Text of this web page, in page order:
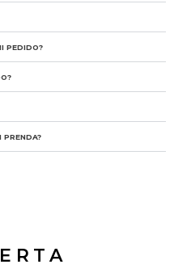
PEDIDO?
PRENDA?